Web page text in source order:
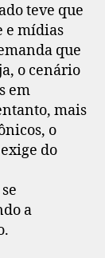
teve que
e mídias
que
o cenário
em
mais
o
do
a